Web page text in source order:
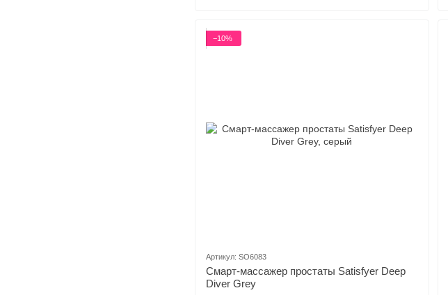
−10%
Артикул: SO6083
Смарт-массажер простаты Satisfyer Deep
Diver Grey